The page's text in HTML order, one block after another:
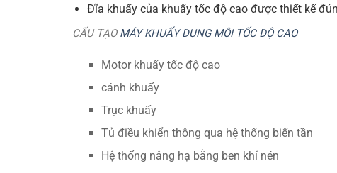
Đĩa khuấy của khuấy tốc độ cao được thiết kế
CẤU TẠO MÁY KHUẤY DUNG MÔI TỐC ĐỘ CAO
Motor khuấy tốc độ cao
cánh khuấy
Trục khuấy
Tủ điều khiển thông qua hệ thống biến tần
Hệ thống nâng hạ bằng ben khí nén